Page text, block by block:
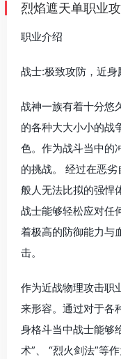
烈焰遮天单职业
职业介绍
战士:极致攻防，近身
战神一族有着十分悠
的各种大大小小的战
色。作为战斗当中的
的挑战。 经过在恶
般人无法比拟的强悍
战士能够轻松应对任
着极高的防御能力与
击。
作为近战物理攻击职
来形容。通过对于各
身格斗当中战士能够
术”、 “烈火剑法”等